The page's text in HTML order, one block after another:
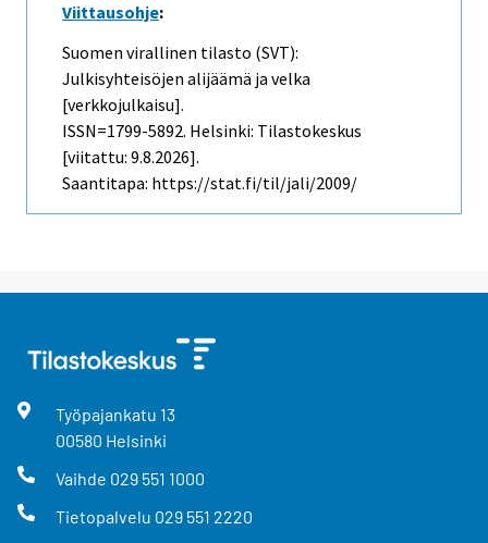
Viittausohje:
Suomen virallinen tilasto (SVT):
Julkisyhteisöjen alijäämä ja velka
[verkkojulkaisu].
ISSN=1799-5892. Helsinki: Tilastokeskus
[viitattu: 9.8.2026].
Saantitapa: https://stat.fi/til/jali/2009/
Työpajankatu 13
00580 Helsinki
Vaihde 029 551 1000
Tietopalvelu 029 551 2220